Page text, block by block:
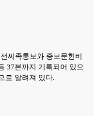
씨족통보와 증보문헌비
37본까지 기록되어 있으
로 알려져 있다.